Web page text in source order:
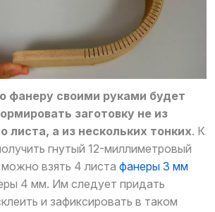
фанеру своими руками будет
заготовку не из
листа, а из нескольких тонких. К
гнутый 12-миллиметровый
взять 4 листа фанеры 3 мм
4 мм. Им следует придать
и зафиксировать в таком